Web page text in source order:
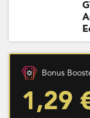
Bonus
1,29